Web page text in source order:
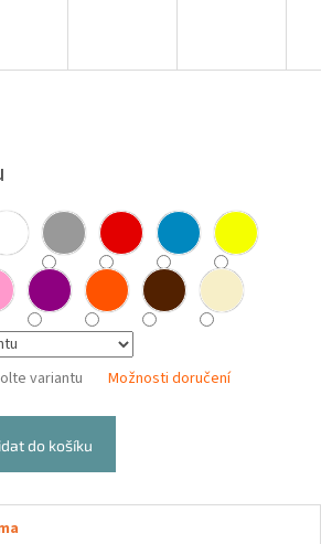
variantu Možnosti doručení
do košíku